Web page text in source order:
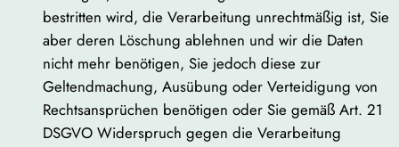
bestritten wird, die Verarbeitung unrechtmäßig ist, Sie
aber deren Löschung ablehnen und wir die Daten
nicht mehr benötigen, Sie jedoch diese zur
Geltendmachung, Ausübung oder Verteidigung von
Rechtsansprüchen benötigen oder Sie gemäß Art. 21
DSGVO Widerspruch gegen die Verarbeitung